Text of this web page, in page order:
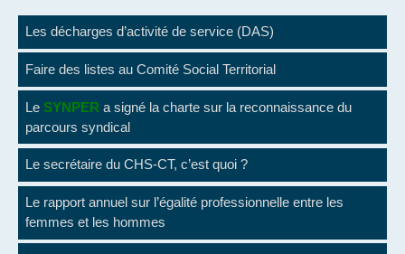
Les décharges d’activité de service (DAS)
Faire des listes au Comité Social Territorial
Le SYNPER a signé la charte sur la reconnaissance du
parcours syndical
Le secrétaire du CHS-CT, c’est quoi ?
Le rapport annuel sur l’égalité professionnelle entre les
femmes et les hommes